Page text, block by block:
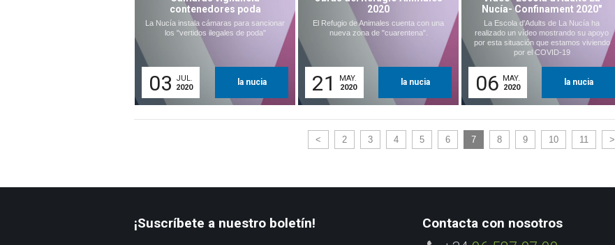
contenedores poda
La Nucía instala cámaras para sancionar
los "vertidos ilegales de poda"
03
JUL.
2020
la nucia
2020
El Refugio de Animales cuenta con una
nueva zona de "cuarentena".
21
MAY.
2020
la nucia
Nucía- Confinament 2020"
La Escola d'Adults de La Nucía ha
realizado un vídeo mostrando su apoyo
por esta situación que estamos viviendo
por el COVID-19
06 MAY.
2020
la nucia
< 2 3 4 5 6 7 8 9 10 11 >
¡Suscríbete a nuestro boletín! Contacta con nosotros